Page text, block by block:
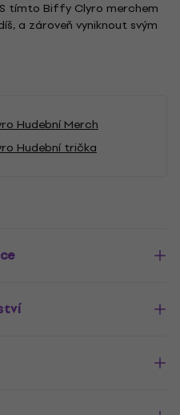
tímto Biffy Clyro merchem
a zároveň vyniknout svým
Hudební Merch
Hudební trička